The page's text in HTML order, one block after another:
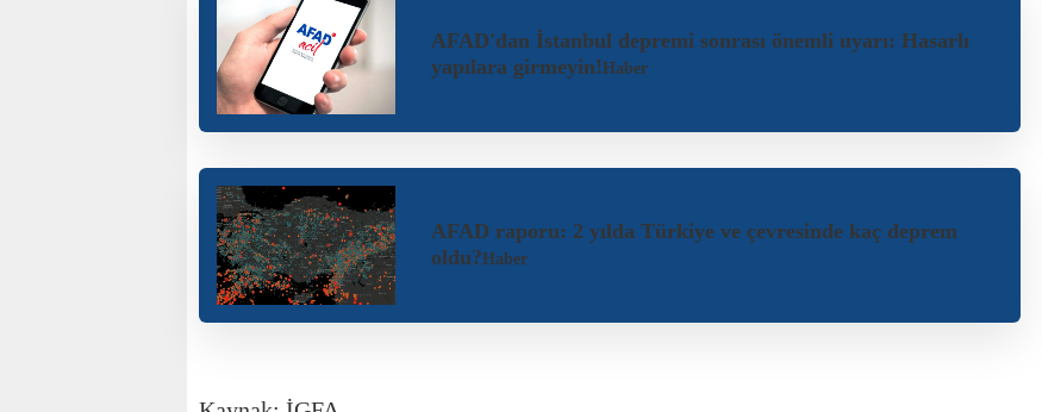
AFAD'dan İstanbul depremi sonrası önemli uyarı: Hasarlı
yapılara girmeyin!Haber
AFAD raporu: 2 yılda Türkiye ve çevresinde kaç deprem
oldu?Haber